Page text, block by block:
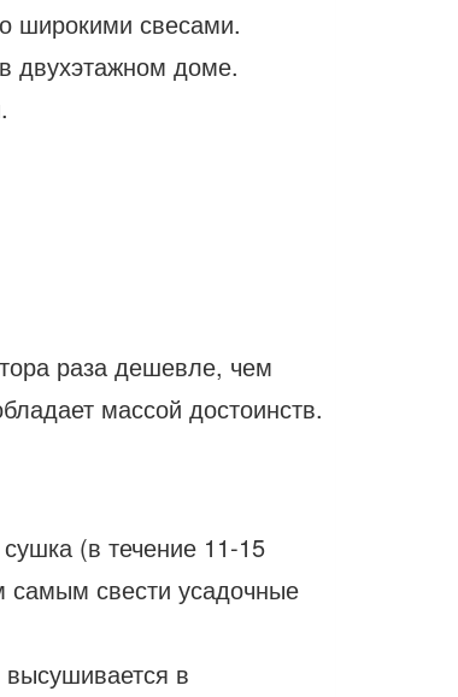
широкими свесами.
двухэтажном доме.
раза дешевле, чем
массой достоинств.
(в течение 11-15
самым свести усадочные
в